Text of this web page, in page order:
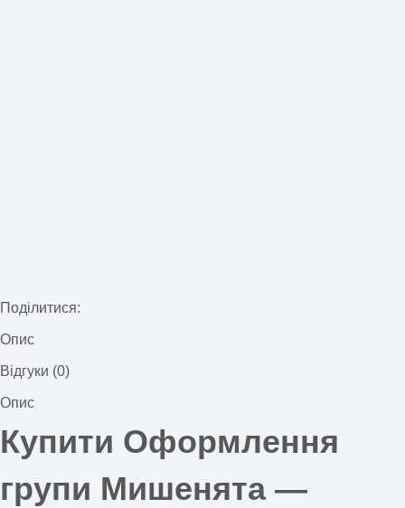
Поділитися:
Опис
Відгуки (0)
Опис
Купити Оформлення
групи Мишенята —